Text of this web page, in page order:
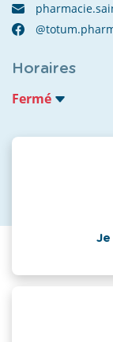
Horaires
Fermé